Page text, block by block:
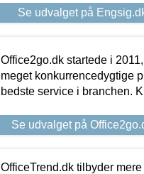
Se udvalget på
Office2go.dk startede i
meget konkurrencedygtige
bedste service i branchen.
Se udvalget på
OfficeTrend.dk tilbyder